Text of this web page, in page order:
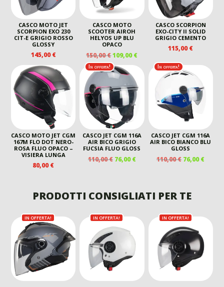
CASCO MOTO JET
SCORPION EXO 230
CIT-E GRIGIO ROSSO
GLOSSY
145,00€
CASCO MOTO
SCOOTER AIROH
HELYOS UP BLU
OPACO
150,00€IL
PREZZO
ORIGINALE
ERA:
150,00 €.
109,00€IL
PREZZO
ATTUALE
109,00 €.
CASCO SCORPION
EXO-CITY II SOLID
GRIGIO CEMENTO
115,00€
CASCO MOTO JET CGM
167M FLO DOT NERO-
ROSA FLUO OPACO –
VISIERA LUNGA
80,00€
In offerta!
CASCO JET CGM 116A
AIR BICO GRIGIO
FUCSIA FLUO GLOSS
110,00€ IL
110,00 €.
76,00€IL
76,00 €.
In offerta!
CASCO JET CGM 116A
AIR BICO BIANCO BLU
GLOSS
110,00€ IL
110,00 €.
76,00€IL
PRODOTTI CONSIGLIATI PER TE
IN OFFERTA! IN OFFERTA! IN OFFERTA!